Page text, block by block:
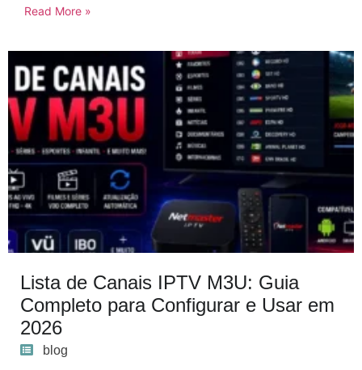
Read More »
Lista de Canais IPTV M3U: Guia
Completo para Configurar e Usar em
2026
blog